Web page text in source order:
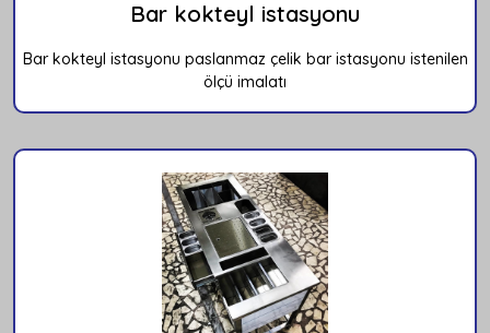
Bar kokteyl istasyonu
Bar kokteyl istasyonu paslanmaz çelik bar istasyonu istenilen
ölçü imalatı